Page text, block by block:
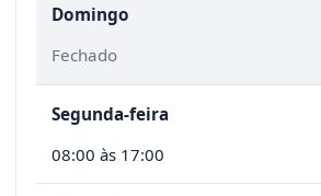
Domingo
Fechado
Segunda-feira
08:00 às 17:00